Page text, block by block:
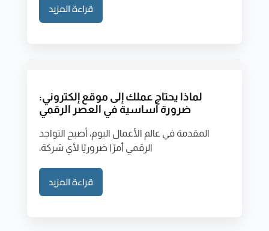
قراءة المزيد
لماذا يحتاج عملك إلى موقع إلكتروني:
ضرورة أساسية في العصر الرقمي
المقدمة في عالم الأعمال اليوم، أصبح التواجد
الرقمي أمرًا ضروريًا لأي شركة،
قراءة المزيد